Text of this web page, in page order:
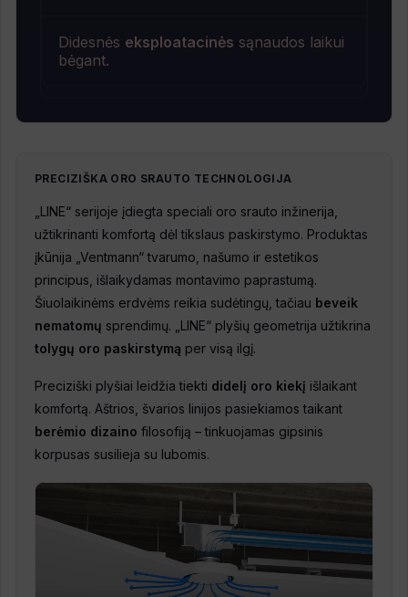
Didesnės eksploatacinės sąnaudos laikui
bėgant.
PRECIZIŠKA ORO SRAUTO TECHNOLOGIJA
„LINE“ serijoje įdiegta speciali oro srauto inžinerija,
užtikrinanti komfortą dėl tikslaus paskirstymo. Produktas
įkūnija „Ventmann“ tvarumo, našumo ir estetikos
principus, išlaikydamas montavimo paprastumą.
Šiuolaikinėms erdvėms reikia sudėtingų, tačiau beveik
nematomų sprendimų. „LINE“ plyšių geometrija užtikrina
tolygų oro paskirstymą per visą ilgį.
Preciziški plyšiai leidžia tiekti didelį oro kiekį išlaikant
komfortą. Aštrios, švarios linijos pasiekiamos taikant
berėmio dizaino filosofiją – tinkuojamas gipsinis
korpusas susilieja su lubomis.